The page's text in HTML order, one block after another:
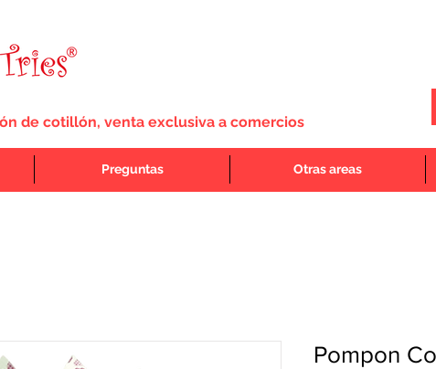
de cotillón, venta exclusiva a comercios
Preguntas Otras areas
Pompon